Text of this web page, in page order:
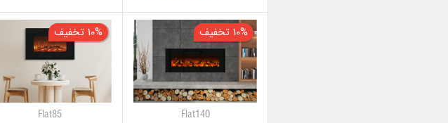
10% تخفیف
Flat140
10% تخفیف
Flat85